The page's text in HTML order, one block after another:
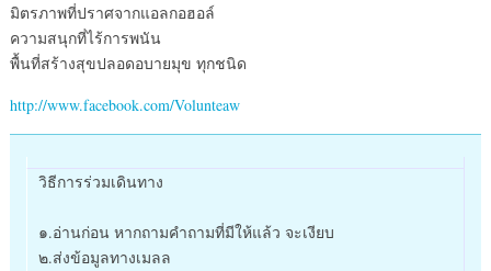
มิตรภาพที่ปราศจากแอลกอฮอล์
ความสนุกที่ไร้การพนัน
พื้นที่สร้างสุขปลอดอบายมุข ทุกชนิด
http://www.facebook.com/Volunteaw
วิธีการร่วมเดินทาง
๑.อ่านก่อน หากถามคำถามที่มีให้แล้ว จะเงียบ
๒.ส่งข้อมูลทางเมลล